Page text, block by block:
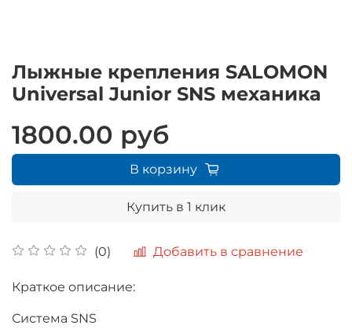
Лыжные крепления SALOMON
Universal Junior SNS механика
(0) Добавить в сравнение
1800.00 руб
В корзину
Купить в 1 клик
Краткое описание:
Система SNS